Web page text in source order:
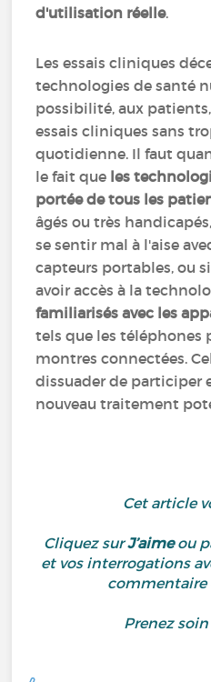
d'utilisation réelle.
Les essais cliniques
technologies de santé
possibilité, aux
essais cliniques sans
quotidienne. Il faut
le fait que les
portée de tous les
âgés ou très
se sentir mal à l'aise
capteurs portables, ou
avoir accès à la
familiarisés avec les
tels que les téléphones
montres connectées.
dissuader de participer
nouveau traitement
Cet article
Cliquez surJ’aimeou
et vos interrogations
commentaire
Prenez soin